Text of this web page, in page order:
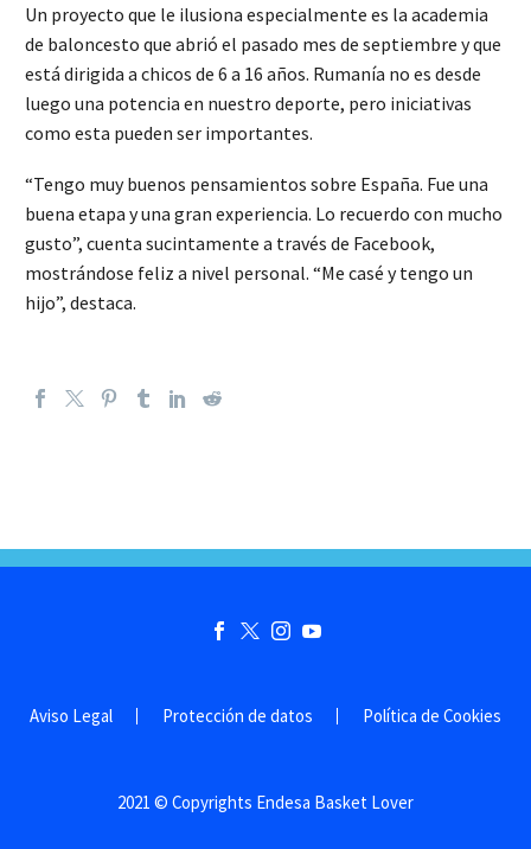
Un proyecto que le ilusiona especialmente es la academia
de baloncesto que abrió el pasado mes de septiembre y que
está dirigida a chicos de 6 a 16 años. Rumanía no es desde
luego una potencia en nuestro deporte, pero iniciativas
como esta pueden ser importantes.
“Tengo muy buenos pensamientos sobre España. Fue una
buena etapa y una gran experiencia. Lo recuerdo con mucho
gusto”, cuenta sucintamente a través de Facebook,
mostrándose feliz a nivel personal. “Me casé y tengo un
hijo”, destaca.
Aviso Legal Protección de datos Política de Cookies
2021 © Copyrights Endesa Basket Lover